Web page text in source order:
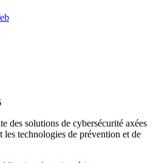
des solutions de cybersécurité axées
les technologies de prévention et de